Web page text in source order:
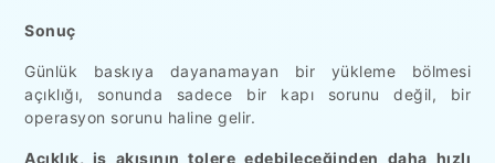
Sonuç
Günlük baskıya dayanamayan bir yükleme bölmesi
açıklığı, sonunda sadece bir kapı sorunu değil, bir
operasyon sorunu haline gelir.
Açıklık, iş akışının tolere edebileceğinden daha hızlı